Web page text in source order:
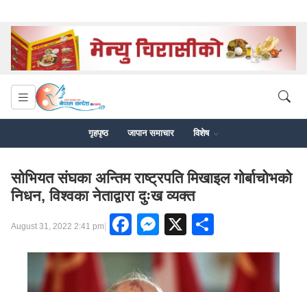
गृहपृष्ठ जापान समाचार विशेष
सोभियत संघका अन्तिम राष्ट्रपति मिखाइल गोर्बाचोभको
निधन, विश्वका नेताद्वारा दुःख व्यक्त
August 31, 2022 2:41 pm| Facebook
Messenger
X